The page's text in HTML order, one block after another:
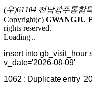
(우)61104 전남광주통합
Copyright(c) GWANGJU
rights reserved.
Loading...
insert into gb_visit_hour
v_date='2026-08-09'
1062 : Duplicate entry